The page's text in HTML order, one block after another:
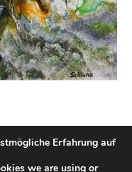
Erfahrung auf
we are using or